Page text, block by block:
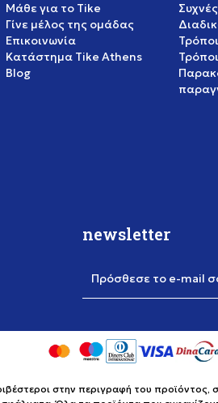
Μάθε για το Tike
Γίνε μέλος της ομάδας
Επικοινωνία
Κατάστημα Tike Athens
Blog
newsletter
Πρόσθεσε το e-mail
στην περιγραφή του προϊόντος,